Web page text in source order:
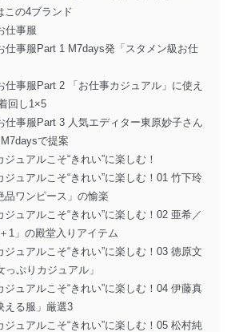
この4ブランド
仕事服
仕事服Part 1 M7days発「スタメン級お仕
仕事服Part 2 「お仕事カジュアル」に使え
回し1×5
仕事服Part 3 人気エディター東原妙子さん
で提案
ュアルこそ“きれい”に楽しむ！
ュアルこそ“きれい”に楽しむ！01 竹下玲
品ワンピース」の愉楽
ュアルこそ“きれい”に楽しむ！02 亜希／
1」の殿堂入りアイテム
ュアルこそ“きれい”に楽しむ！03 徳原文
ぷりカジュアル」
ュアルこそ“きれい”に楽しむ！04 伊藤真
える服」厳選3
ュアルこそ“きれい”に楽しむ！05 松村純